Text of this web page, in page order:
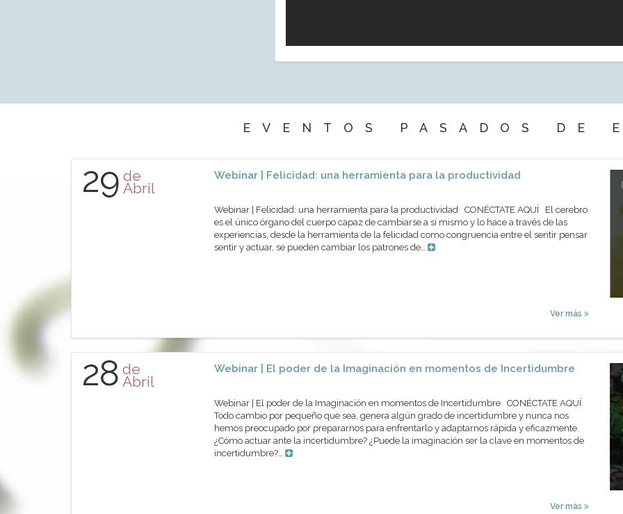
EVENTOS PASADOS DE
29 de
Abril
Webinar | Felicidad: una herramienta para la productividad
Webinar | Felicidad: una herramienta para la productividad CONÉCTATE AQUÍ El cerebro
es el único órgano del cuerpo capaz de cambiarse a sí mismo y lo hace a través de las
experiencias, desde la herramienta de la felicidad como congruencia entre el sentir pensar
sentir y actuar, se pueden cambiar los patrones de…
Ver más
28 de
Abril
Webinar | El poder de la Imaginación en momentos de Incertidumbre
Webinar | El poder de la Imaginación en momentos de Incertidumbre CONÉCTATE AQUÍ
Todo cambio por pequeño que sea, genera algún grado de incertidumbre y nunca nos
hemos preocupado por prepararnos para enfrentarlo y adaptarnos rápida y eficazmente.
¿Cómo actuar ante la incertidumbre? ¿Puede la imaginación ser la clave en momentos de
incertidumbre?…
Ver más